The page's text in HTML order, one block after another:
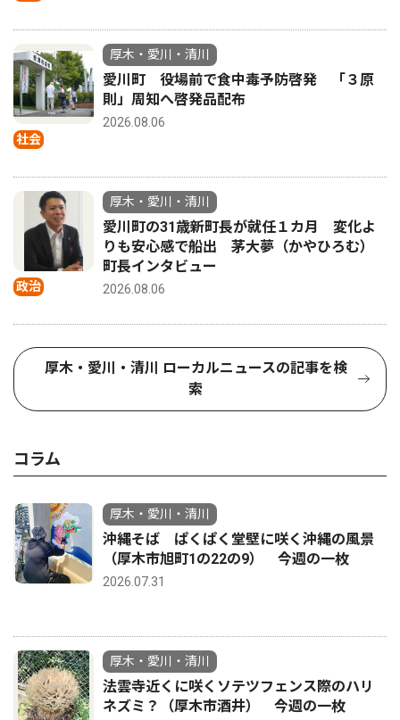
社会
厚木・愛川・清川
愛川町 役場前で食中毒予防啓発 「３原
則」周知へ啓発品配布
2026.08.06
政治
厚木・愛川・清川
愛川町の31歳新町長が就任１カ月 変化よ
りも安心感で船出 茅大夢（かやひろむ）
町長インタビュー
2026.08.06
厚木・愛川・清川 ローカルニュースの記事を検
索
コラム
厚木・愛川・清川
沖縄そば ぱくぱく堂壁に咲く沖縄の風景
（厚木市旭町1の22の9） 今週の一枚
2026.07.31
厚木・愛川・清川
法雲寺近くに咲くソテツフェンス際のハリ
ネズミ？（厚木市酒井） 今週の一枚